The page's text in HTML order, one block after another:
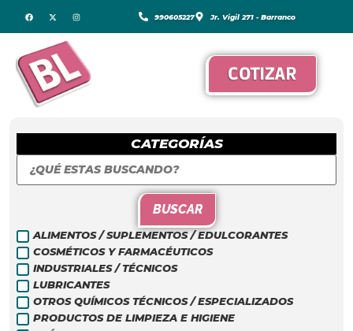
990605227 Jr. Vigil 271 - Barranco
COTIZAR
CATEGORÍAS
BUSCAR
ALIMENTOS / SUPLEMENTOS / EDULCORANTES
COSMÉTICOS Y FARMACÉUTICOS
INDUSTRIALES / TÉCNICOS
LUBRICANTES
OTROS QUÍMICOS TÉCNICOS / ESPECIALIZADOS
PRODUCTOS DE LIMPIEZA E HIGIENE